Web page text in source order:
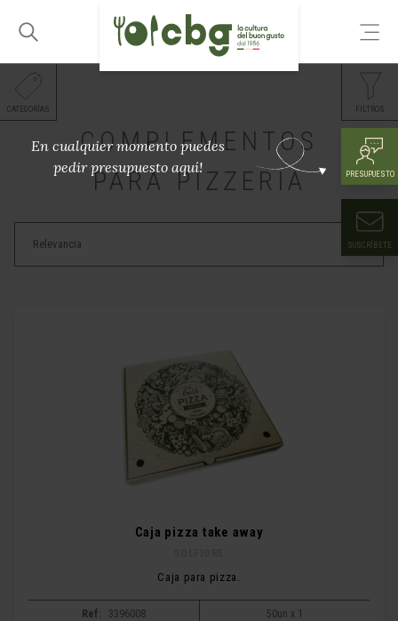
En cualquier momento puedes
pedir presupuesto aquí!
PRESUPUESTO
SUSCRÍBETE
CATEGORÍAS FILTROS
COMPLEMENTOS
PARA PIZZERIA
Caja pizza take away
Caja para pizza.
Ref: 3396008 50un x 1